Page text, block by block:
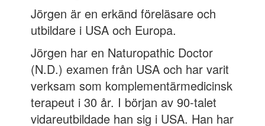
Jörgen är en erkänd föreläsare och
utbildare i USA och Europa.
Jörgen har en Naturopathic Doctor
(N.D.) examen från USA och har varit
verksam som komplementärmedicinsk
terapeut i 30 år. I början av 90-talet
vidareutbildade han sig i USA. Han har